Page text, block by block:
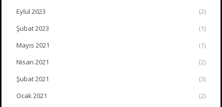
Eylül 2023
(2)
Şubat 2023
(1)
Mayıs 2021
(1)
Nisan 2021
(2)
Şubat 2021
(3)
Ocak 2021
(2)